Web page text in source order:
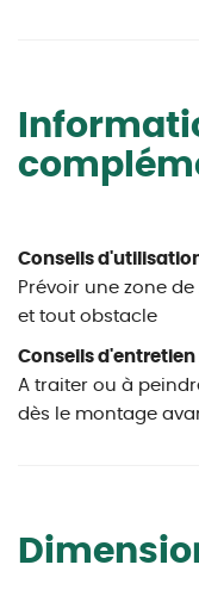
Conseils
Prévoir une zone
et tout obstacle
Conseils d'entretien
A traiter ou à
dès le montage